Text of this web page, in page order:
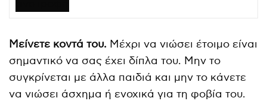
Μείνετε κοντά του. Μέχρι να νιώσει έτοιμο είναι
σημαντικό να σας έχει δίπλα του. Μην το
συγκρίνεται με άλλα παιδιά και μην το κάνετε
να νιώσει άσχημα ή ενοχικά για τη φοβία του.